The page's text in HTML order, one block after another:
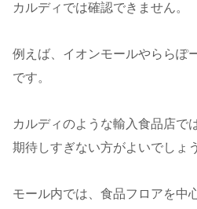
カルディでは確認できません。
例えば、イオンモールやららぽ
です。
カルディのような輸入食品店で
期待しすぎない方がよいでしょう
モール内では、食品フロアを中